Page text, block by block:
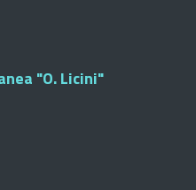
"O. Licini"